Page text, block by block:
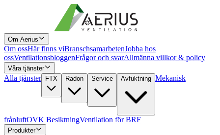
Om Aerius
Om ossHär finns viBranschsamarbetenJobba hos
ossVentilationsbloggenFrågor och svarAllmänna villkor & policy
Våra tjänster
Alla tjänster FTX Radon Service Avfuktning Mekanisk
frånluftOVK BesiktningVentilation för BRF
Produkter